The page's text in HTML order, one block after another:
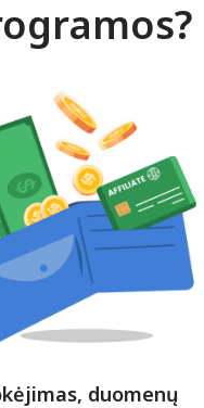
duomenų